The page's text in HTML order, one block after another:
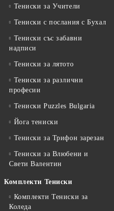
Тениски за Учители
Тениски с послания с Бухал
Тениски със забавни
надписи
Тениски за лятото
Тениски за различни
професии
Тениски Puzzles Bulgaria
Йога тениски
Тениски за Трифон зарезан
Тениски за Влюбени и
Свети Валентин
Комплекти Тениски
Комплекти Тениски за
Коледа